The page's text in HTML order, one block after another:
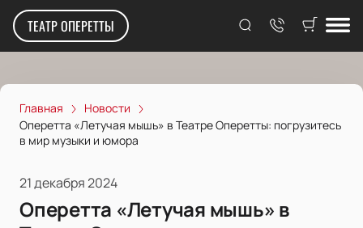
ТЕАТР ОПЕРЕТТЫ
Главная
Новости
Оперетта «Летучая мышь» в Театре Оперетты: погрузитесь
в мир музыки и юмора
21 декабря 2024
Оперетта «Летучая мышь» в